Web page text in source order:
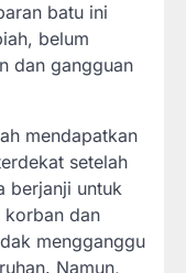
batu ini
belum
dan gangguan
mendapatkan
setelah
berjanji untuk
korban dan
mengganggu
Namun,